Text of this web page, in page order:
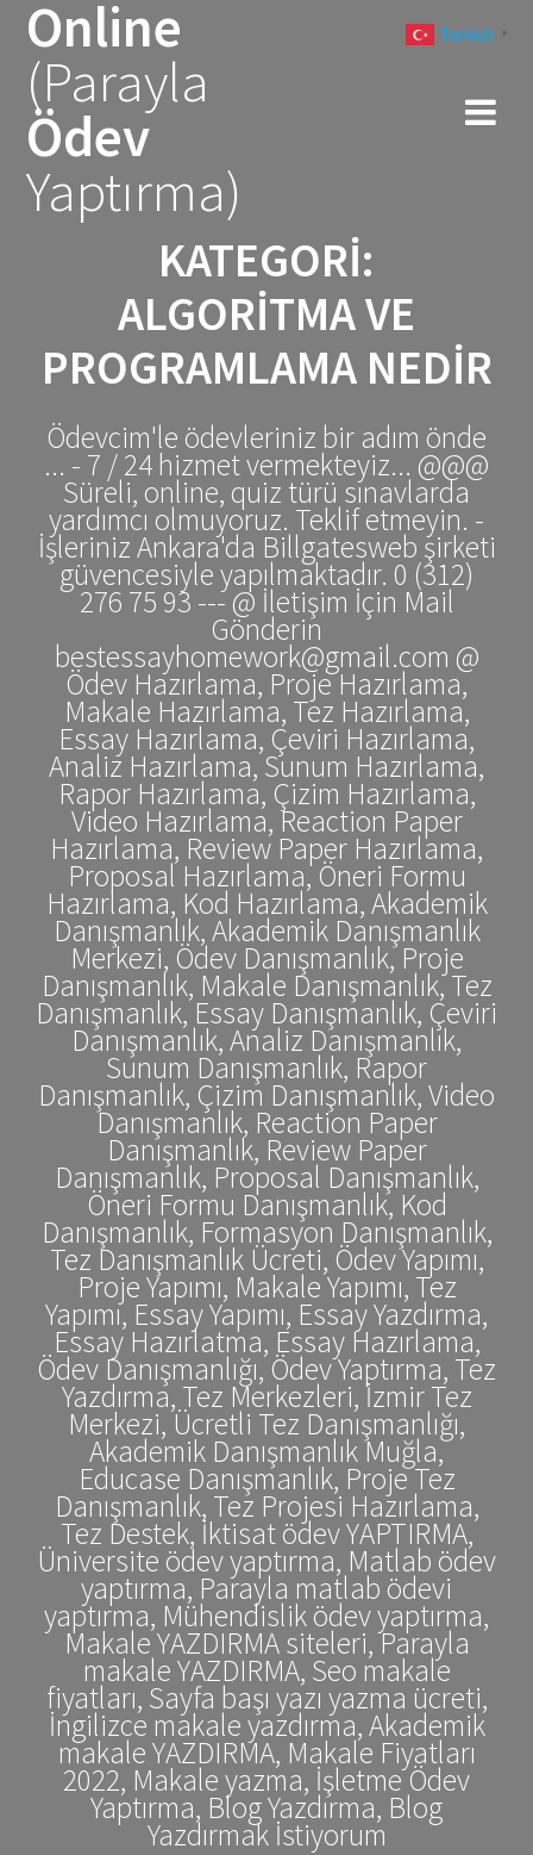
Online
(Parayla
Ödev
Yaptırma)
KATEGORI:
ALGORITMA VE
PROGRAMLAMA NEDIR
Ödevcim'le ödevleriniz bir adım önde
... - 7 / 24 hizmet vermekteyiz... @@@
Süreli, online, quiz türü sınavlarda
yardımcı olmuyoruz. Teklif etmeyin. -
İşleriniz Ankara'da Billgatesweb şirketi
güvencesiyle yapılmaktadır. 0 (312)
276 75 93 --- @ İletişim İçin Mail
Gönderin
bestessayhomework@gmail.com @
Ödev Hazırlama, Proje Hazırlama,
Makale Hazırlama, Tez Hazırlama,
Essay Hazırlama, Çeviri Hazırlama,
Analiz Hazırlama, Sunum Hazırlama,
Rapor Hazırlama, Çizim Hazırlama,
Video Hazırlama, Reaction Paper
Hazırlama, Review Paper Hazırlama,
Proposal Hazırlama, Öneri Formu
Hazırlama, Kod Hazırlama, Akademik
Danışmanlık, Akademik Danışmanlık
Merkezi, Ödev Danışmanlık, Proje
Danışmanlık, Makale Danışmanlık, Tez
Danışmanlık, Essay Danışmanlık, Çeviri
Danışmanlık, Analiz Danışmanlık,
Sunum Danışmanlık, Rapor
Danışmanlık, Çizim Danışmanlık, Video
Danışmanlık, Reaction Paper
Danışmanlık, Review Paper
Danışmanlık, Proposal Danışmanlık,
Öneri Formu Danışmanlık, Kod
Danışmanlık, Formasyon Danışmanlık,
Tez Danışmanlık Ücreti, Ödev Yapımı,
Proje Yapımı, Makale Yapımı, Tez
Yapımı, Essay Yapımı, Essay Yazdırma,
Essay Hazırlatma, Essay Hazırlama,
Ödev Danışmanlığı, Ödev Yaptırma, Tez
Yazdırma, Tez Merkezleri, İzmir Tez
Merkezi, Ücretli Tez Danışmanlığı,
Akademik Danışmanlık Muğla,
Educase Danışmanlık, Proje Tez
Danışmanlık, Tez Projesi Hazırlama,
Tez Destek, İktisat ödev YAPTIRMA,
Üniversite ödev yaptırma, Matlab ödev
yaptırma, Parayla matlab ödevi
yaptırma, Mühendislik ödev yaptırma,
Makale YAZDIRMA siteleri, Parayla
makale YAZDIRMA, Seo makale
fiyatları, Sayfa başı yazı yazma ücreti,
İngilizce makale yazdırma, Akademik
makale YAZDIRMA, Makale Fiyatları
2022, Makale yazma, İşletme Ödev
Yaptırma, Blog Yazdırma, Blog
Yazdırmak İstiyorum
Turkish ▼